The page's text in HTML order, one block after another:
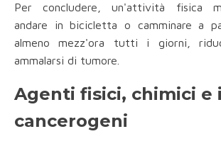
Per concludere, un'attività fisica
andare in bicicletta o camminare a
almeno mezz'ora tutti i giorni,
ammalarsi di tumore.
Agenti fisici, chimici
cancerogeni